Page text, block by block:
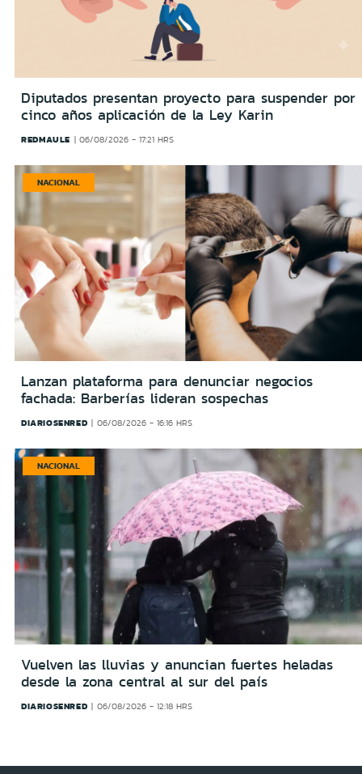
Diputados presentan proyecto para suspender por
cinco años aplicación de la Ley Karin
REDMAULE 06/08/2026 - 17:21 HRS
NACIONAL
Lanzan plataforma para denunciar negocios
fachada: Barberías lideran sospechas
DIARIOSENRED 06/08/2026 - 16:16 HRS
NACIONAL
Vuelven las lluvias y anuncian fuertes heladas
desde la zona central al sur del país
DIARIOSENRED 06/08/2026 - 12:18 HRS